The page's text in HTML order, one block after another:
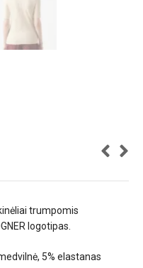
trumpomis
logotipas.
5% elastanas